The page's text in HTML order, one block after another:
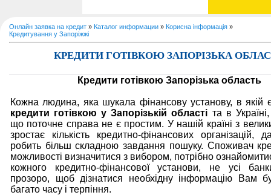
Онлайн заявка на кредит » Каталог информации » Корисна інформація »
Кредитування у Запоріжжі
КРЕДИТИ ГОТІВКОЮ ЗАПОРІЗЬКА
Кредити готівкою Запорізька область
Кожна людина, яка шукала фінансову установу, в якій
кредити готівкою у Запорізькій області та в
що поточне справа не є простим. У нашій країні з
зростає кількість кредитно-фінансових організацій,
робить більш складною завдання пошуку. Споживач
можливості визначитися з вибором, потрібно
кожного кредитно-фінансової установи, не усі
прозоро, щоб дізнатися необхідну інформацію Вам
багато часу і терпіння.